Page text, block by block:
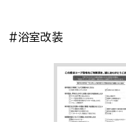
＃浴室改装